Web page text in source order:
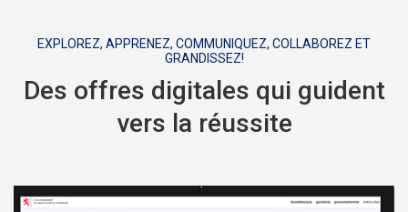
EXPLOREZ, APPRENEZ, COMMUNIQUEZ, COLLABOREZ ET
GRANDISSEZ!
Des offres digitales qui guident
vers la réussite